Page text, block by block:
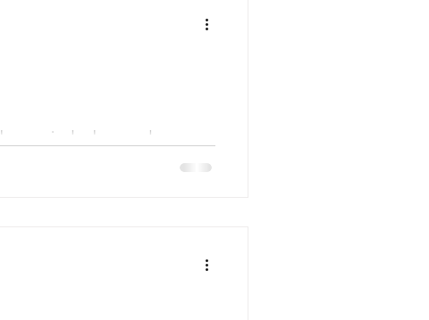
es in den kommenden
Ihren Besuch im Sal